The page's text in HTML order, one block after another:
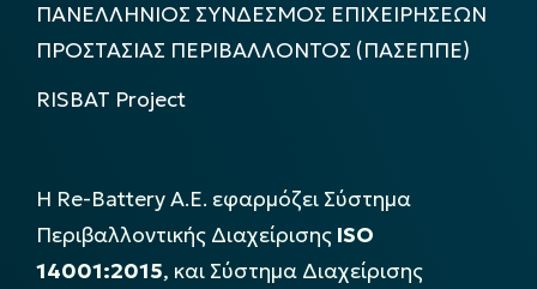
ΠΑΝΕΛΛΗΝΙΟΣ ΣΥΝΔΕΣΜΟΣ ΕΠΙΧΕΙΡΗΣΕΩΝ
ΠΡΟΣΤΑΣΙΑΣ ΠΕΡΙΒΑΛΛΟΝΤΟΣ (ΠΑΣΕΠΠΕ)
RISBAT Project
Η Re-Battery Α.Ε. εφαρμόζει Σύστημα
Περιβαλλοντικής Διαχείρισης ISO
14001:2015, και Σύστημα Διαχείρισης